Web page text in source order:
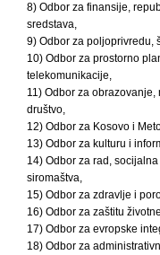
8) Odbor za finansije,
sredstava,
9) Odbor za poljoprivredu,
10) Odbor za prostorno
telekomunikacije,
11) Odbor za
društvo,
12) Odbor za Kosovo i
13) Odbor za kulturu i
14) Odbor za rad,
siromaštva,
15) Odbor za zdravlje i
16) Odbor za zaštitu
17) Odbor za evropske
18) Odbor za